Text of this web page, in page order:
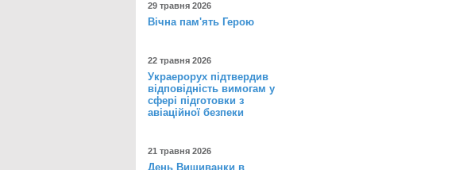
29 травня 2026
Вічна пам'ять Герою
22 травня 2026
Украерорух підтвердив
відповідність вимогам у
сфері підготовки з
авіаційної безпеки
21 травня 2026
День Вишиванки в